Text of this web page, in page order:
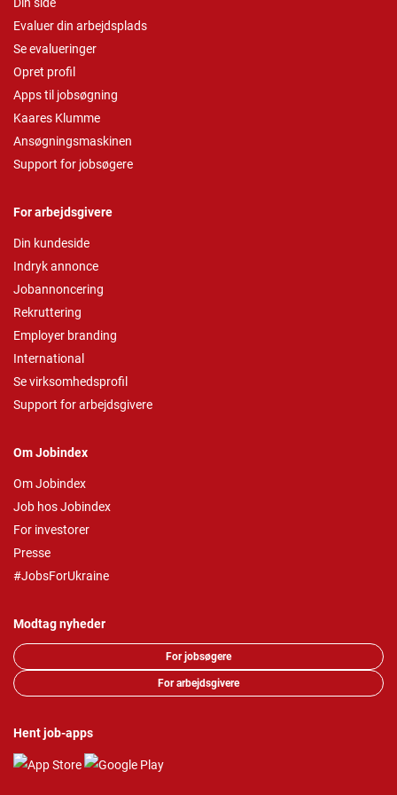
Evaluer din arbejdsplads
Se evalueringer
Opret profil
Apps til jobsøgning
Kaares Klumme
Ansøgningsmaskinen
Support for jobsøgere
For arbejdsgivere
Din kundeside
Indryk annonce
Jobannoncering
Rekruttering
Employer branding
International
Se virksomhedsprofil
Support for arbejdsgivere
Om Jobindex
Om Jobindex
Job hos Jobindex
For investorer
Presse
#JobsForUkraine
Modtag nyheder
For jobsøgere
For arbejdsgivere
Hent job-apps